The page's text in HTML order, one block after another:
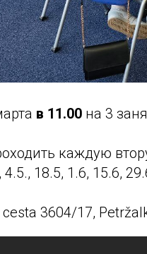
в 11.00 на 3
каждую
18.5, 1.6, 15.6,
3604/17,